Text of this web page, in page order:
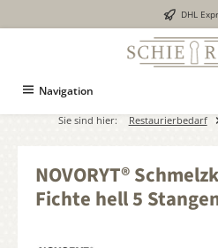
DHL
Navigation
Sie sind hier: Restaurierbedarf
NOVORYT®
Fichte hell 5